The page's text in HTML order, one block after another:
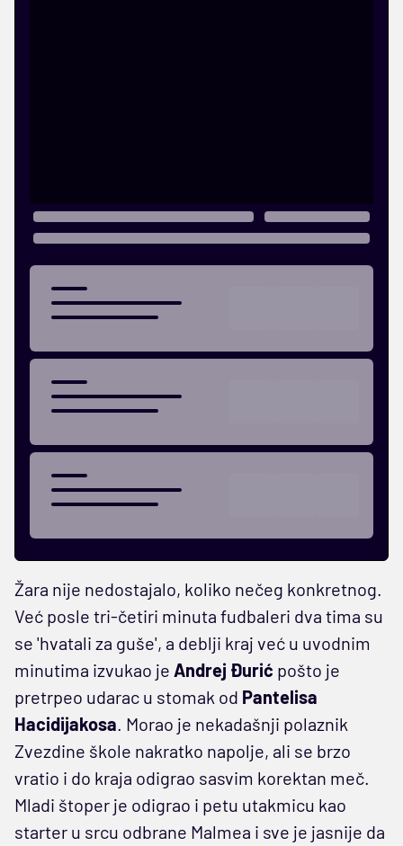
Žara nije nedostajalo, koliko nečeg konkretnog.
Već posle tri-četiri minuta fudbaleri dva tima su
se 'hvatali za guše', a deblji kraj već u uvodnim
minutima izvukao je Andrej Đurić pošto je
pretrpeo udarac u stomak od Pantelisa
Hacidijakosa. Morao je nekadašnji polaznik
Zvezdine škole nakratko napolje, ali se brzo
vratio i do kraja odigrao sasvim korektan meč.
Mladi štoper je odigrao i petu utakmicu kao
starter u srcu odbrane Malmea i sve je jasnije da